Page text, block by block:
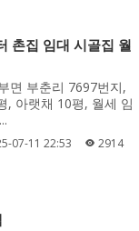
촌집 임대 시골집 월
면 부춘리 7697번지,
, 아랫채 10평, 월세 임
07-11 22:53 2914